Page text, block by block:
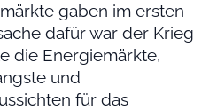
gaben im ersten
dafür war der Krieg
die Energiemärkte,
und
für das